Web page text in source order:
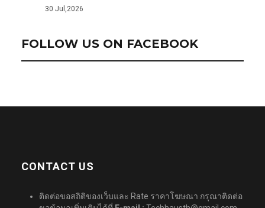
30 Jul,2026
FOLLOW US ON FACEBOOK
CONTACT US
ติดต่อขอสถิติของเว็บและ Rate ราคาโฆษณา กรุณาติดต่อ